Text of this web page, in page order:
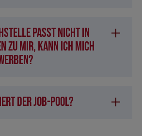
passt nicht in
zu mir, kann ich mich
der Job-Pool?